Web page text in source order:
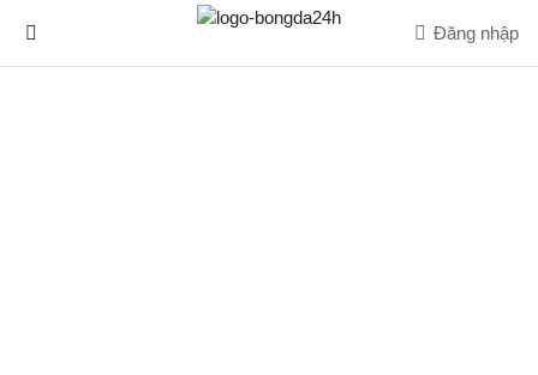
Đăng nhập